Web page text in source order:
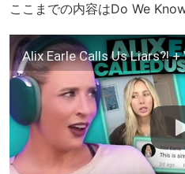
ここまでの内容はDo We